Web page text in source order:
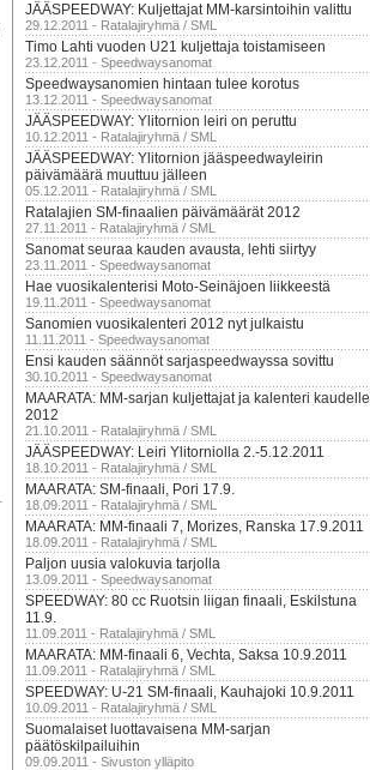
JÄÄSPEEDWAY: Kuljettajat MM-karsintoihin valittu
29.12.2011 - Ratalajiryhmä / SML
Timo Lahti vuoden U21 kuljettaja toistamiseen
23.12.2011 - Speedwaysanomat
Speedwaysanomien hintaan tulee korotus
13.12.2011 - Speedwaysanomat
JÄÄSPEEDWAY: Ylitornion leiri on peruttu
10.12.2011 - Ratalajiryhmä / SML
JÄÄSPEEDWAY: Ylitornion jääspeedwayleirin
päivämäärä muuttuu jälleen
05.12.2011 - Ratalajiryhmä / SML
Ratalajien SM-finaalien päivämäärät 2012
27.11.2011 - Ratalajiryhmä / SML
Sanomat seuraa kauden avausta, lehti siirtyy
23.11.2011 - Speedwaysanomat
Hae vuosikalenterisi Moto-Seinäjoen liikkeestä
19.11.2011 - Speedwaysanomat
Sanomien vuosikalenteri 2012 nyt julkaistu
11.11.2011 - Speedwaysanomat
Ensi kauden säännöt sarjaspeedwayssa sovittu
30.10.2011 - Speedwaysanomat
MAARATA: MM-sarjan kuljettajat ja kalenteri kaudelle
2012
21.10.2011 - Ratalajiryhmä / SML
JÄÄSPEEDWAY: Leiri Ylitorniolla 2.-5.12.2011
18.10.2011 - Ratalajiryhmä / SML
MAARATA: SM-finaali, Pori 17.9.
18.09.2011 - Ratalajiryhmä / SML
MAARATA: MM-finaali 7, Morizes, Ranska 17.9.2011
18.09.2011 - Ratalajiryhmä / SML
Paljon uusia valokuvia tarjolla
13.09.2011 - Speedwaysanomat
SPEEDWAY: 80 cc Ruotsin liigan finaali, Eskilstuna
11.9.
11.09.2011 - Ratalajiryhmä / SML
MAARATA: MM-finaali 6, Vechta, Saksa 10.9.2011
11.09.2011 - Ratalajiryhmä / SML
SPEEDWAY: U-21 SM-finaali, Kauhajoki 10.9.2011
10.09.2011 - Ratalajiryhmä / SML
Suomalaiset luottavaisena MM-sarjan
päätöskilpailuihin
09.09.2011 - Sivuston ylläpito